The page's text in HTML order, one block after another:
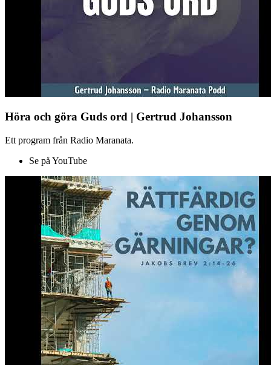
Höra och göra Guds ord | Gertrud Johansson
Ett program från Radio Maranata.
Se på YouTube